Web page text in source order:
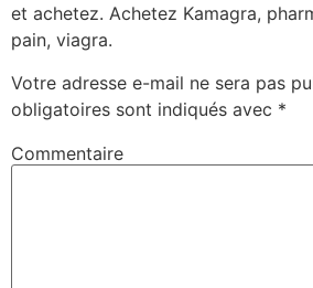
et achetez. Achetez Kamagra,
pain, viagra.
Votre adresse e-mail ne sera pas
obligatoires sont indiqués avec *
Commentaire